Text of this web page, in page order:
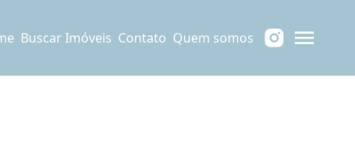
Buscar Imóveis Contato Quem somos